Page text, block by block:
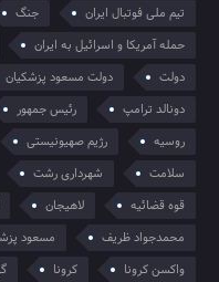
تیم ملی فوتبال ایران
جنگ
حمله آمریکا و اسرائیل به ایران
دولت
دولت مسعود پزشکیان
دونالد ترامپ
رئیس جمهور
روسیه
رژیم صهیونیستی
سلامت
شهرداری رشت
قوه قضائیه
لاهیجان
محمدجواد ظریف
مسعود
واکسن کرونا
کرونا